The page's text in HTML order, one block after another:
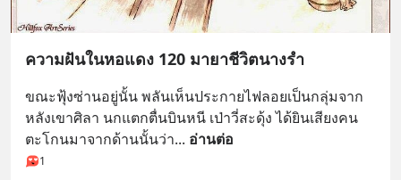
ความฝันในหอแดง 120 มายาชีวิตนางรำ
ขณะฟุ้งซ่านอยู่นั้น พลันเห็นประกายไฟลอยเป็นกลุ่มจาก
หลังเขาศิลา นกแตกตื่นบินหนี เป่าวี่สะดุ้ง ได้ยินเสียงคน
ตะโกนมาจากด้านนั้นว่า... อ่านต่อ
1